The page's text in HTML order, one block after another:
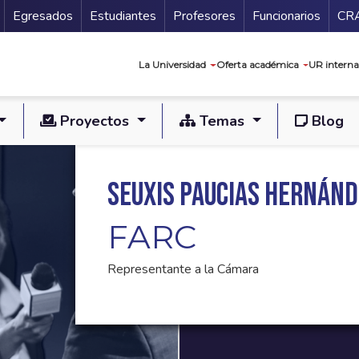
Secundario
Egresados Estudiantes Profesores Funcionarios
La Universidad Oferta académica UR
Proyectos Temas Blog
Seuxis Paucias
FARC
Representante a la Cámara